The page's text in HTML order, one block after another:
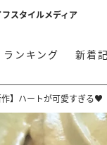
スタイルメディア
ランキング 新着
作】ハートが可愛すぎる